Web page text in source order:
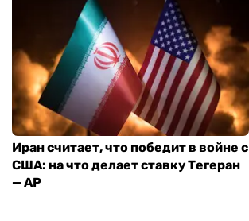
Иран считает, что победит в войне с
США: на что делает ставку Тегеран
— AP